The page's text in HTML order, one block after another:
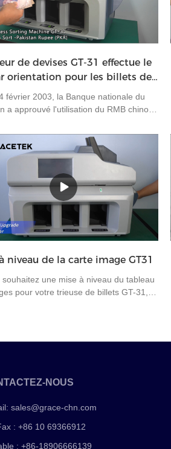
de devises GT-31 effectue le
orientation pour les billets de
banque mixtes
février 2003, la Banque nationale du
a approuvé l'utilisation du RMB chinois
Pakistan le cinquième pays à utiliser le
le règlement des exportations.Comme
chaque billet a quatre orientations,
les appelons A, B, C et D. La plupart des
demandent de les trier tous dans une
orientation, ce qui cause beaucoup de
aux travailleurs si la machine n'a pas
cette fonction.
niveau de la carte image GT31
souhaitez une mise à niveau du tableau
pour votre trieuse de billets GT-31,
pour une communication ultérieure.
NOUS
sales@grace-chn.com
: +86 10 69366912
: +86-18906666139